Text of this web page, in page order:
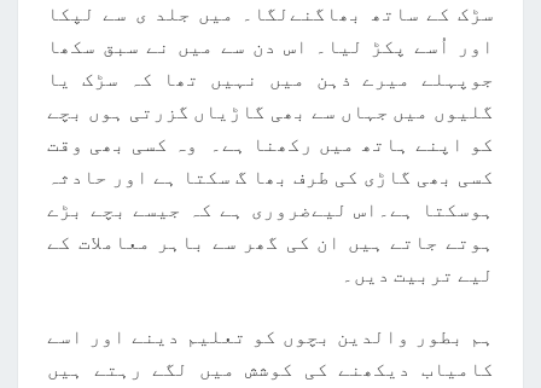
سڑک کے ساتھ بھاگنےلگا۔ میں جلد ی سے لپکا
اور اُسے پکڑ لیا۔ اس دن سے میں نے سبق سکھا
جوپہلے میرے ذہن میں نہیں تھا کہ سڑک یا
گلیوں میں جہاں سے بھی گاڑیاں گزرتی ہوں بچے
کو اپنے ہاتھ میں رکھنا ہے۔ وہ کسی بھی وقت
کسی بھی گاڑی کی طرف بھا گ سکتا ہے اور حادثہ
ہوسکتا ہے۔اس لیےضروری ہے کہ جیسے بچے بڑے
ہوتے جاتے ہیں ان کی گھر سے باہر معاملات کے
لیے تربیت دیں۔
ہم بطور والدین بچوں کو تعلیم دینے اور اسے
کامیاب دیکھنے کی کوشش میں لگے رہتے ہیں